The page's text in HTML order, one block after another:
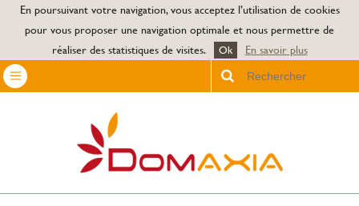
Jump to navigation
En poursuivant votre navigation, vous acceptez l’utilisation de cookies
pour vous proposer une navigation optimale et nous permettre de
réaliser des statistiques de visites.
Ok En savoir plus
Chercher